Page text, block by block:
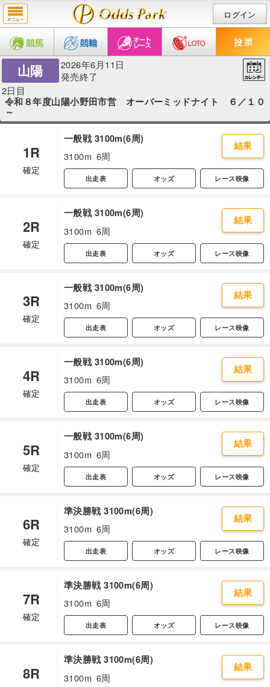
ログイン
山陽
2026年6月11日
発売終了
2日目
令和８年度山陽小野田市営 オーバーミッドナイト ６／１０
～
1R
確定
一般戦 3100m(6周)
3100m 6周
結果
出走表 オッズ レース映像
2R
確定
一般戦 3100m(6周)
3100m 6周
結果
出走表 オッズ レース映像
3R
確定
一般戦 3100m(6周)
3100m 6周
結果
出走表 オッズ レース映像
4R
確定
一般戦 3100m(6周)
3100m 6周
結果
出走表 オッズ レース映像
5R
確定
一般戦 3100m(6周)
3100m 6周
結果
出走表 オッズ レース映像
6R
確定
準決勝戦 3100m(6周)
3100m 6周
結果
出走表 オッズ レース映像
7R
確定
準決勝戦 3100m(6周)
3100m 6周
結果
出走表 オッズ レース映像
8R
準決勝戦 3100m(6周)
3100m 6周
結果